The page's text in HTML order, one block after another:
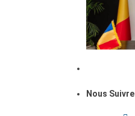
Nous Suivre